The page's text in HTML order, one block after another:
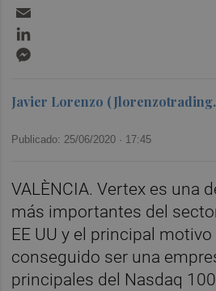
Javier Lorenzo
Publicado: 25/06/2020 · 17:45
VALÈNCIA. Vertex es una
más importantes del
EE UU y el principal
conseguido ser una
principales del Nasdaq